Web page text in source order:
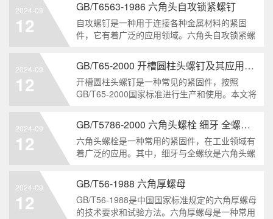
2024-09
12
GB/T6563-1986 六角头自攻锁紧螺钉
自攻螺钉是一种用于连接各种金属材料的紧固
件，它有着广泛的应用领域。六角头自攻锁紧螺
标准。本文将深度分析这种螺钉的特点、应用以
及制造要求等相关知识点，为读者提供全面的了
解。1. 六角头自
2024-09
12
GB/T65-2000 开槽圆柱头螺钉及其应用领域
开槽圆柱头螺钉是一种常见的紧固件，按照
GB/T65-2000国家标准进行生产和使用。本文将
领域，帮助读者更好地了解和应用该种螺钉。什
么是GB/T65-2000 开槽圆柱头螺钉？GB/T65-
200
2024-09
12
GB/T5786-2000 六角头螺栓 细牙 全螺纹——工业重要性和特点
六角头螺栓是一种常用的紧固件，在工业领域有
着广泛的应用。其中，细牙与全螺纹是六角头螺
两个方面，对GB/T5786-2000标准下的六角头螺
栓 细牙 全螺纹进行深度分析和知识挖掘。什么
是GB/T57
2024-09
12
GB/T56-1988 六角厚螺母
GB/T56-1988是中国国家标准规定的六角厚螺母
的技术要求和试验方法。六角厚螺母是一种常用